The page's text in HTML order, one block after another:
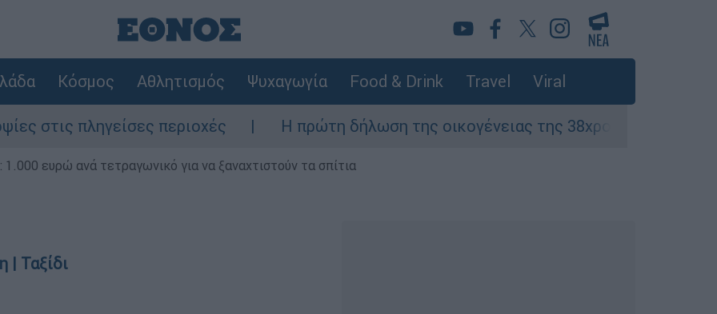
Κόσμος Αθλητισμός Ψυχαγωγία Food & Drink Travel Viral
περιοχές Η πρώτη δήλωση της οικογένειας της 38χρονης Βρετανίδας που
ευρώ ανά τετραγωνικό για να ξαναχτιστούν τα σπίτια
| Ταξίδι